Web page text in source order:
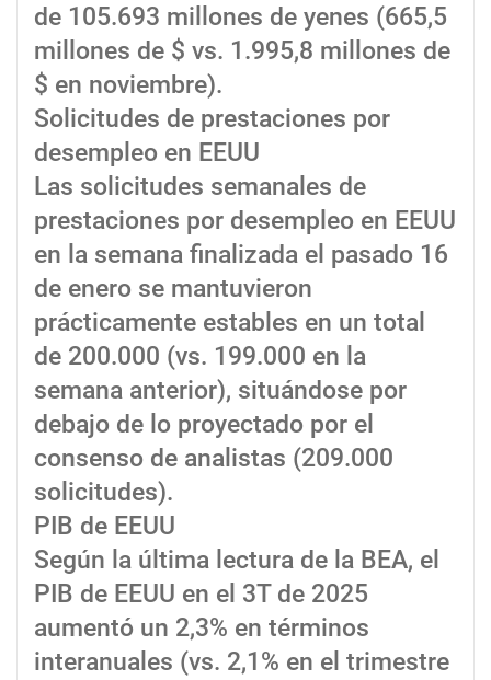
de 105.693 millones de yenes (665,5
millones de $ vs. 1.995,8 millones de
$ en noviembre).
Solicitudes de prestaciones por
desempleo en EEUU
Las solicitudes semanales de
prestaciones por desempleo en EEUU
en la semana finalizada el pasado 16
de enero se mantuvieron
prácticamente estables en un total
de 200.000 (vs. 199.000 en la
semana anterior), situándose por
debajo de lo proyectado por el
consenso de analistas (209.000
solicitudes).
PIB de EEUU
Según la última lectura de la BEA, el
PIB de EEUU en el 3T de 2025
aumentó un 2,3% en términos
interanuales (vs. 2,1% en el trimestre